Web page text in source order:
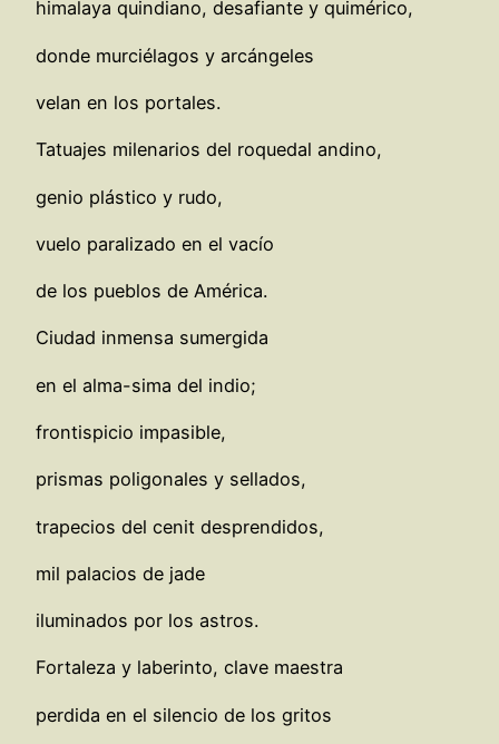
himalaya quindiano, desafiante y quimérico,
donde murciélagos y arcángeles
velan en los portales.
Tatuajes milenarios del roquedal andino,
genio plástico y rudo,
vuelo paralizado en el vacío
de los pueblos de América.
Ciudad inmensa sumergida
en el alma-sima del indio;
frontispicio impasible,
prismas poligonales y sellados,
trapecios del cenit desprendidos,
mil palacios de jade
iluminados por los astros.
Fortaleza y laberinto, clave maestra
perdida en el silencio de los gritos